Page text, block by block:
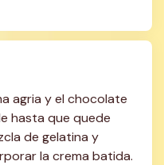
agria y el chocolate
hasta que quede
de gelatina y
la crema batida.